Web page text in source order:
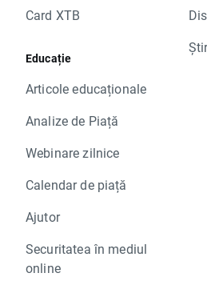
Card XTB
Educație
Articole educaționale
Analize de Piață
Webinare zilnice
Calendar de piață
Ajutor
Securitatea în mediul
online